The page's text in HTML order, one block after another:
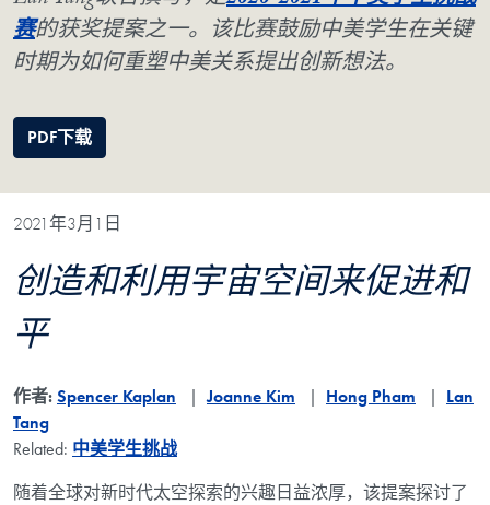
赛的获奖提案之一。该比赛鼓励中美学生在关键
时期为如何重塑中美关系提出创新想法。
PDF下载
2021年3月1日
创造和利用宇宙空间来促进和
平
作者:Spencer Kaplan Joanne Kim Hong Pham
Lan
Tang
Related: 中美学生挑战
随着全球对新时代太空探索的兴趣日益浓厚，该提案探讨了